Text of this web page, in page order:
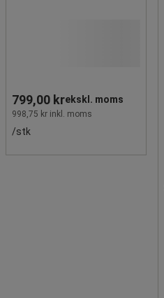
799,00 krekskl. moms
998,75 kr inkl. moms
/stk